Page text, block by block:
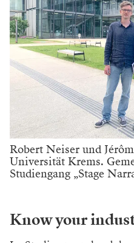
Robert Neiser und
Universität Krems.
Studiengang „Stage
Know your